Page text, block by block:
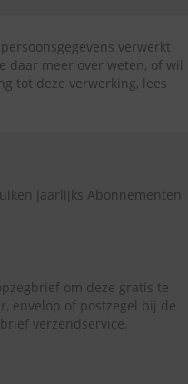
verwerkt
daar meer over weten, of wil
tot deze verwerking, lees
jaarlijks Abonnementen
om deze gratis te
envelop of postzegel bij de
verzendservice.